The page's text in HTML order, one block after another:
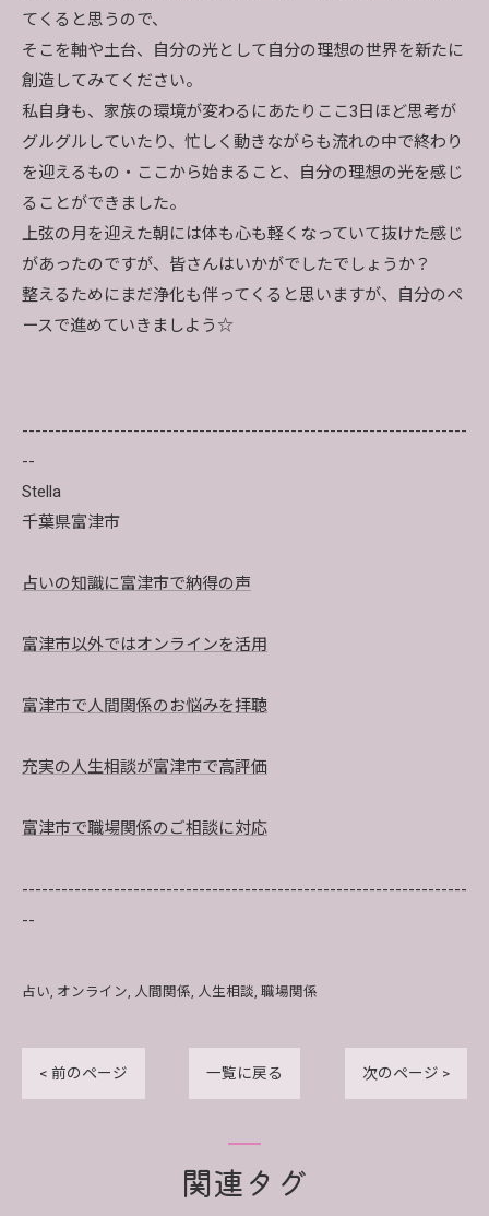
てくると思うので、
そこを軸や土台、自分の光として自分の理想の世界を新たに
創造してみてください。
私自身も、家族の環境が変わるにあたりここ3日ほど思考が
グルグルしていたり、忙しく動きながらも流れの中で終わり
を迎えるもの・ここから始まること、自分の理想の光を感じ
ることができました。
上弦の月を迎えた朝には体も心も軽くなっていて抜けた感じ
があったのですが、皆さんはいかがでしたでしょうか？
整えるためにまだ浄化も伴ってくると思いますが、自分のペ
ースで進めていきましよう☆
--------------------------------------------------------------------
--
Stella
千葉県富津市
占いの知識に富津市で納得の声
富津市以外ではオンラインを活用
富津市で人間関係のお悩みを拝聴
充実の人生相談が富津市で高評価
富津市で職場関係のご相談に対応
--------------------------------------------------------------------
--
占い オンライン 人間関係 人生相談 職場関係
< 前のページ 一覧に戻る 次のページ >
関連タグ